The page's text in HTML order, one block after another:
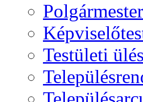
Testületi